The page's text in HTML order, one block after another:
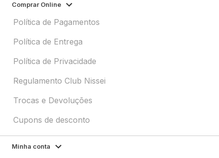
Comprar Online
Política de Pagamentos
Política de Entrega
Política de Privacidade
Regulamento Club Nissei
Trocas e Devoluções
Cupons de desconto
Minha conta